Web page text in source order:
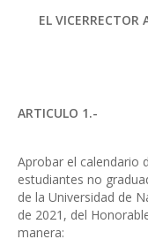
EL VICERRECTOR
ARTICULO 1.-
Aprobar el calendario
estudiantes no
de la Universidad de
de 2021, del
manera: